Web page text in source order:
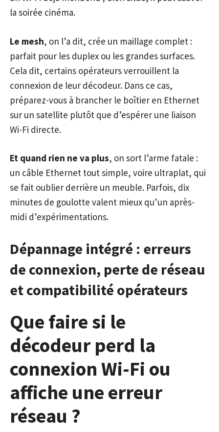
la soirée cinéma.
Le mesh, on l’a dit, crée un maillage complet :
parfait pour les duplex ou les grandes surfaces.
Cela dit, certains opérateurs verrouillent la
connexion de leur décodeur. Dans ce cas,
préparez-vous à brancher le boîtier en Ethernet
sur un satellite plutôt que d’espérer une liaison
Wi-Fi directe.
Et quand rien ne va plus, on sort l’arme fatale :
un câble Ethernet tout simple, voire ultraplat, qui
se fait oublier derrière un meuble. Parfois, dix
minutes de goulotte valent mieux qu’un après-
midi d’expérimentations.
Dépannage intégré : erreurs
de connexion, perte de réseau
et compatibilité opérateurs
Que faire si le
décodeur perd la
connexion Wi-Fi ou
affiche une erreur
réseau ?